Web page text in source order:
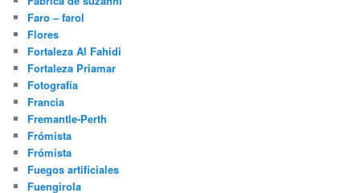
Faro – farol
Flores
Fortaleza Al Fahidi
Fortaleza Priamar
Fotografía
Francia
Fremantle-Perth
Frómista
Frómista
Fuegos artificiales
Fuengirola